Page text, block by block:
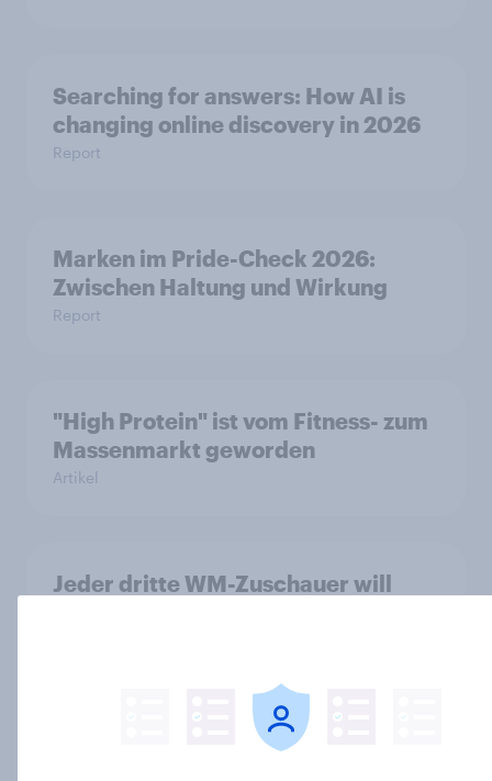
Searching for answers: How AI is
changing online discovery in 2026
Report
Marken im Pride-Check 2026:
Zwischen Haltung und Wirkung
Report
"High Protein" ist vom Fitness- zum
Massenmarkt geworden
Artikel
Jeder dritte WM-Zuschauer will